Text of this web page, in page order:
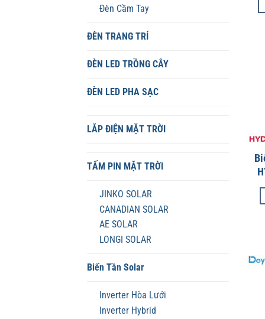
Đèn Cầm Tay
ĐÈN TRANG TRÍ
ĐÈN LED TRỒNG CÂY
ĐÈN LED PHA SẠC
LẮP ĐIỆN MẶT TRỜI
TẤM PIN MẶT TRỜI
JINKO SOLAR
CANADIAN SOLAR
AE SOLAR
LONGI SOLAR
Biến Tần Solar
Inverter Hòa Lưới
Inverter Hybrid